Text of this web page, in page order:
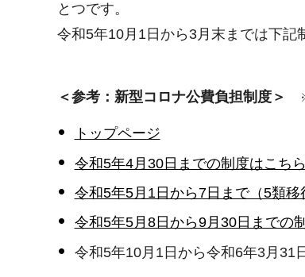
とつです。
令和5年10月1日から3月末までは下記
＜参考：新型コロナ公費負担制度＞
トップページ
令和5年4月30日までの制度はこちら
令和5年5月1日から7日まで（5類
令和5年5月8日から9月30日までの
令和5年10月1日から令和6年3月31